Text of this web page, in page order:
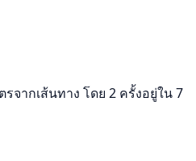
จากเส้นทาง โดย 2 ครั้งอยู่ใน 7